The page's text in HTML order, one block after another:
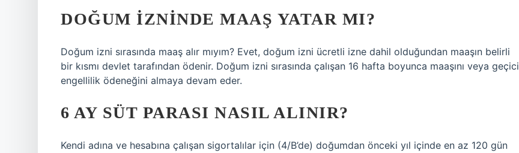
DOĞUM IZNINDE MAAŞ YATAR MI?
Doğum izni sırasında maaş alır mıyım? Evet, doğum izni ücretli izne dahil olduğundan maaşın belirli
bir kısmı devlet tarafından ödenir. Doğum izni sırasında çalışan 16 hafta boyunca maaşını veya geçici
engellilik ödeneğini almaya devam eder.
6 AY SÜT PARASI NASIL ALINIR?
Kendi adına ve hesabına çalışan sigortalılar için (4/B’de) doğumdan önceki yıl içinde en az 120 gün